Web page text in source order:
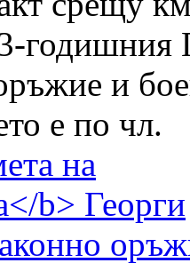
годишния
и
е по чл.